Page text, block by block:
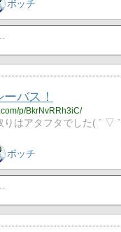
ボッチ
バス！
p/BkrNvRRh3iC/
りはアタフタでした( ´ ▽ `
ボッチ